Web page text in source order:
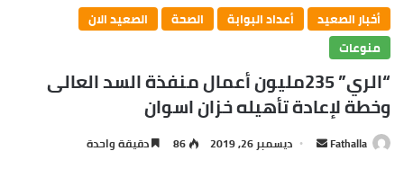
أخبار الصعيد
أعداد البوابة الصحة
الصعيد الان
منوعات
“الري” 235مليون أعمال منفذة السد العالى
وخطة لإعادة تأهيله خزان اسوان
Fathalla ديسمبر 26, 2019 86 دقيقة واحدة